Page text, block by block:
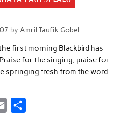
by Amril Taufik Gobel
first morning Blackbird has
for the singing, praise for
springing fresh from the word